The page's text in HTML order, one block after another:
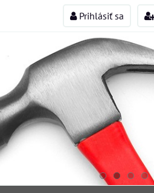
Prihlásiť sa